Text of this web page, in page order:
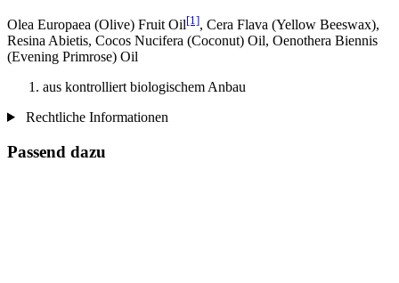
Olea Europaea (Olive) Fruit Oil[1], Cera Flava (Yellow Beeswax),
Resina Abietis, Cocos Nucifera (Coconut) Oil, Oenothera Biennis
(Evening Primrose) Oil
aus kontrolliert biologischem Anbau
Rechtliche Informationen
Passend dazu